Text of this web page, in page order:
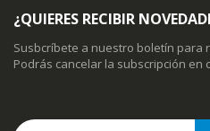
¿QUIERES RECIBIR
Susbcríbete a nuestro boletín para
Podrás cancelar la subscripción en
Inscríbase